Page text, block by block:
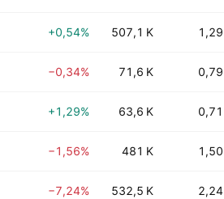
+0,54% 507,1 K 1,29
−0,34% 71,6 K 0,79
+1,29% 63,6 K 0,71
−1,56% 481 K 1,50
−7,24% 532,5 K 2,24